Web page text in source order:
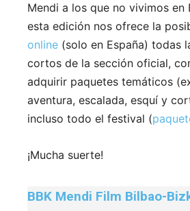
Mendi a los que no vivimos en
esta edición nos ofrece la
online (solo en España) todas
cortos de la sección oficial,
adquirir paquetes temáticos
aventura, escalada, esquí y
incluso todo el festival (
¡Mucha suerte!
BBK Mendi Film Bilbao-